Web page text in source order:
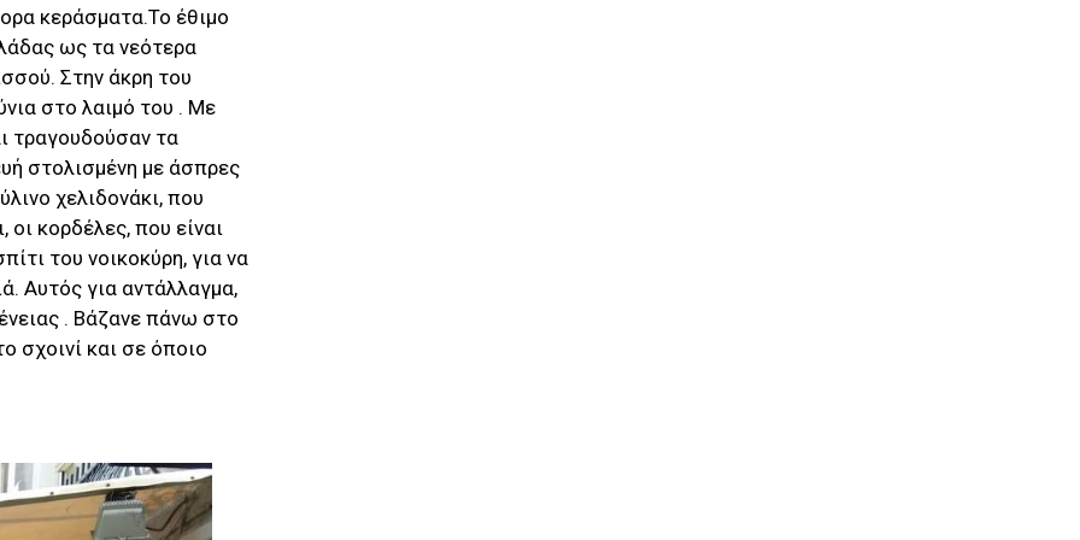
κεράσματα.Το έθιμο
ως τα νεότερα
Στην άκρη του
στο λαιμό του . Με
τραγουδούσαν τα
στολισμένη με άσπρες
χελιδονάκι, που
κορδέλες, που είναι
του νοικοκύρη, για να
Αυτός για αντάλλαγμα,
. Βάζανε πάνω στο
σχοινί και σε όποιο